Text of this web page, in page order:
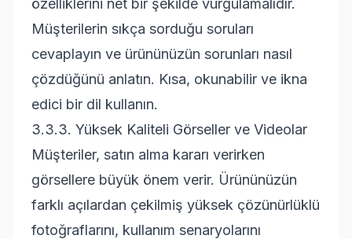
özelliklerini net bir şekilde vurgulamalıdır.
Müşterilerin sıkça sorduğu soruları
cevaplayın ve ürününüzün sorunları nasıl
çözdüğünü anlatın. Kısa, okunabilir ve ikna
edici bir dil kullanın.
3.3.3. Yüksek Kaliteli Görseller ve Videolar
Müşteriler, satın alma kararı verirken
görsellere büyük önem verir. Ürününüzün
farklı açılardan çekilmiş yüksek çözünürlüklü
fotoğraflarını, kullanım senaryolarını